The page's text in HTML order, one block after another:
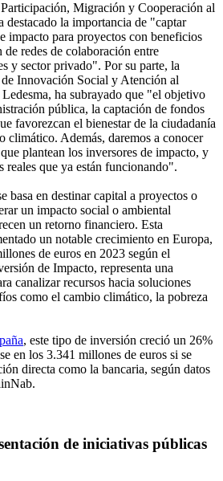
Migración y Cooperación al
destacado la importancia de "captar
impacto para proyectos con beneficios
redes de colaboración entre
y sector privado". Por su parte, la
Innovación Social y Atención al
ha subrayado que "el objetivo
pública, la captación de fondos
favorezcan el bienestar de la ciudadanía
climático. Además, daremos a conocer
plantean los inversores de impacto, y
reales que ya están funcionando".
basa en destinar capital a proyectos o
un impacto social o ambiental
un retorno financiero. Esta
un notable crecimiento en Europa,
de euros en 2023 según el
de Impacto, representa una
canalizar recursos hacia soluciones
como el cambio climático, la pobreza
, este tipo de inversión creció un 26%
en los 3.341 millones de euros si se
directa como la bancaria, según datos
de iniciativas públicas